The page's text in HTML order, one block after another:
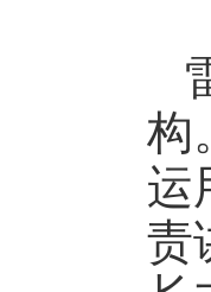
构
运
责